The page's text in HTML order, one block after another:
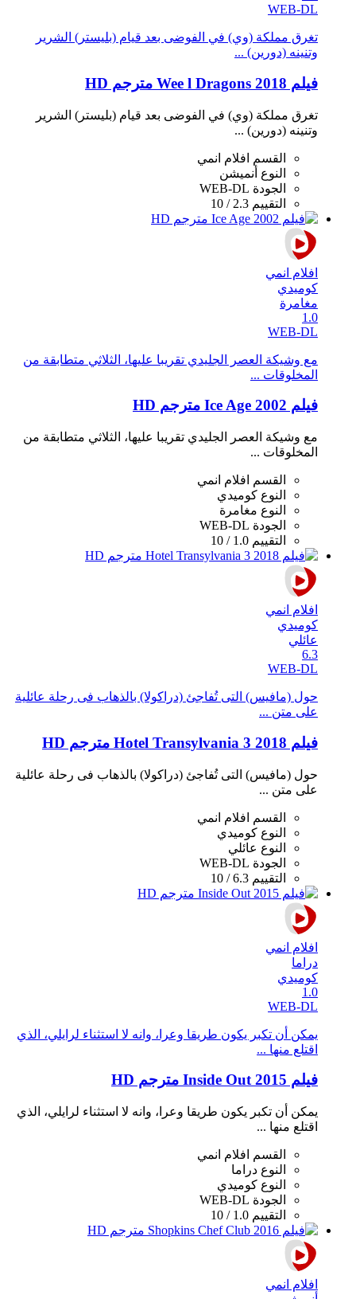
WEB-DL
تغرق مملكة (وي) في الفوضى بعد قيام (بليستر) الشرير
وتنينه (دورين) ...
فيلم Wee l Dragons 2018 مترجم HD
تغرق مملكة (وي) في الفوضى بعد قيام (بليستر) الشرير
وتنينه (دورين) ...
القسم
افلام انمي
النوع أنميشن
الجودة WEB-DL
التقييم 2.3 / 10
افلام انمي
كوميدي
مغامرة
1.0
WEB-DL
مع وشيكة العصر الجليدي تقريبا عليها، الثلاثي متطابقة من
المخلوقات ...
فيلم Ice Age 2002 مترجم HD
مع وشيكة العصر الجليدي تقريبا عليها، الثلاثي متطابقة من
المخلوقات ...
القسم
افلام انمي
النوع كوميدي
النوع مغامرة
الجودة WEB-DL
التقييم 1.0 / 10
افلام انمي
كوميدي
عائلي
6.3
WEB-DL
حول (مافيس) التى تُفاجئ (دراكولا) بالذهاب فى رحلة عائلية
على متن ...
فيلم Hotel Transylvania 3 2018 مترجم HD
حول (مافيس) التى تُفاجئ (دراكولا) بالذهاب فى رحلة عائلية
على متن ...
القسم
افلام انمي
النوع كوميدي
النوع عائلي
الجودة WEB-DL
التقييم 6.3 / 10
افلام انمي
دراما
كوميدي
1.0
WEB-DL
يمكن أن تكبر يكون طريقا وعرا، وانه لا استثناء لرايلي، الذي
اقتلع منها ...
فيلم Inside Out 2015 مترجم HD
يمكن أن تكبر يكون طريقا وعرا، وانه لا استثناء لرايلي، الذي
اقتلع منها ...
القسم
افلام انمي
النوع دراما
النوع كوميدي
الجودة WEB-DL
التقييم 1.0 / 10
افلام انمي